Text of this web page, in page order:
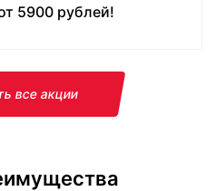
5900 рублей!
все акции